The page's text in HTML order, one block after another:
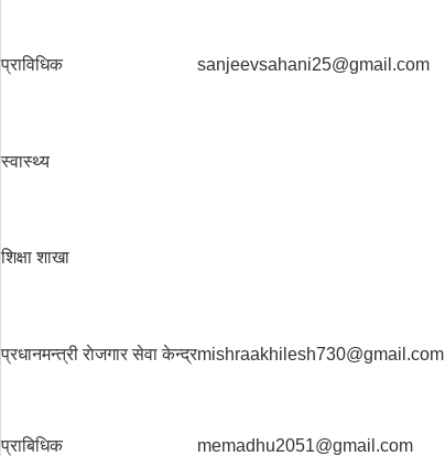
प्राविधिक sanjeevsahani25@gmail.com
स्वास्थ्य
शिक्षा शाखा
प्रधानमन्त्री राेजगार सेवा केन्द्रmishraakhilesh730@gmail.com
प्राबिधिक memadhu2051@gmail.com